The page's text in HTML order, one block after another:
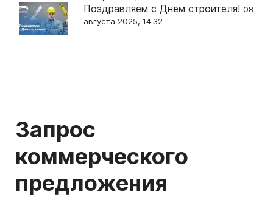
Поздравляем с Днём строителя! 08
августа 2025, 14:32
Запрос
коммерческого
предложения